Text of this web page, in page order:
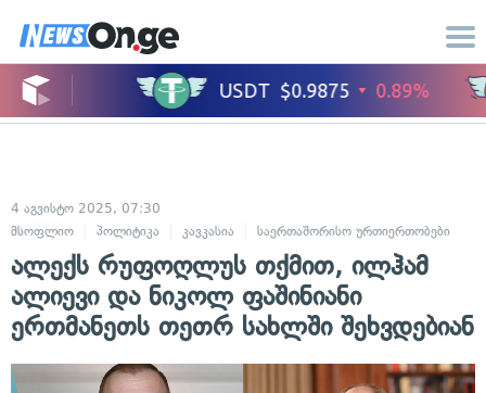
4 აგვისტო 2025, 07:30
მსოფლიო
პოლიტიკა კავკასია საერთაშორისო ურთიერთობები
ალექს რუფოღლუს თქმით, ილჰამ
ალიევი და ნიკოლ ფაშინიანი
ერთმანეთს თეთრ სახლში შეხვდებიან